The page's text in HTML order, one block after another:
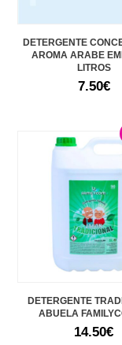
DETERGENTE
AROMA ARABE
LITROS
7.50€
DETERGENTE
ABUELA
14.50€